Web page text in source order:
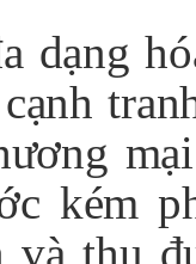
dạng
kém
và thu